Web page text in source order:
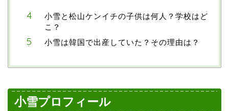
小雪と松山ケンイチの子供は何人？学校はど
こ？
小雪は韓国で出産していた？その理由は？
小雪プロフィール